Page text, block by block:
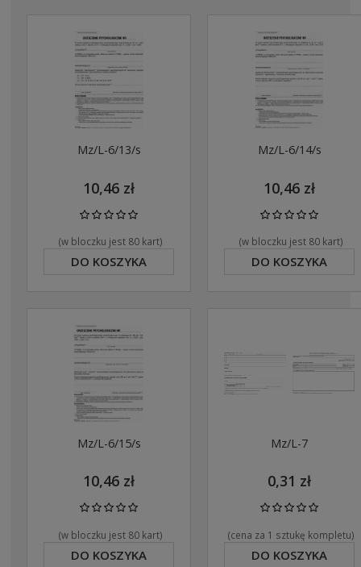
Mz/L-6/13/s
10,46 zł
(w bloczku jest 80 kart)
DO KOSZYKA
Mz/L-6/14/s
10,46 zł
(w bloczku jest 80 kart)
DO KOSZYKA
Mz/L-6/15/s
10,46 zł
(w bloczku jest 80 kart)
DO KOSZYKA
Mz/L-7
0,31 zł
(cena za 1 sztukę kompletu)
DO KOSZYKA